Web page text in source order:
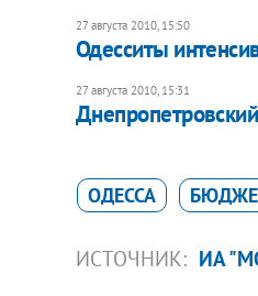
27 августа 2010, 15:50
Одесситы
27 августа 2010, 15:31
ОДЕССА
ИСТОЧНИК: ИА